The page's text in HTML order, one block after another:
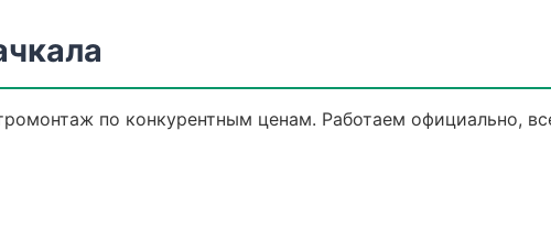
по конкурентным ценам. Работаем официально,